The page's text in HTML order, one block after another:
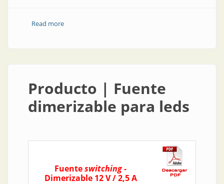
Read moreabout Producto | Luz con estilo (parte 3)
Producto | Fuente
dimerizable para leds
Fuenteswitching-
Dimerizable 12 V / 2,5 A